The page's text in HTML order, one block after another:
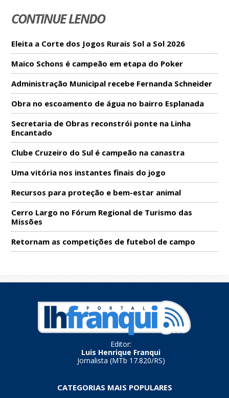
CONTINUE LENDO
Eleita a Corte dos Jogos Rurais Sol a Sol 2026
Maico Schons é campeão em etapa do Poker
Administração Municipal recebe Fernanda Schneider
Obra no escoamento de água no bairro Esplanada
Secretaria de Obras reconstrói ponte na Linha
Encantado
Clube Cruzeiro do Sul é campeão na canastra
Uma vitória nos instantes finais do jogo
Recursos para proteção e bem-estar animal
Cerro Largo no Fórum Regional de Turismo das
Missões
Retornam as competições de futebol de campo
Editor:
Luis Henrique Franqui
Jornalista (MTb 17.820/RS)
CATEGORIAS MAIS POPULARES